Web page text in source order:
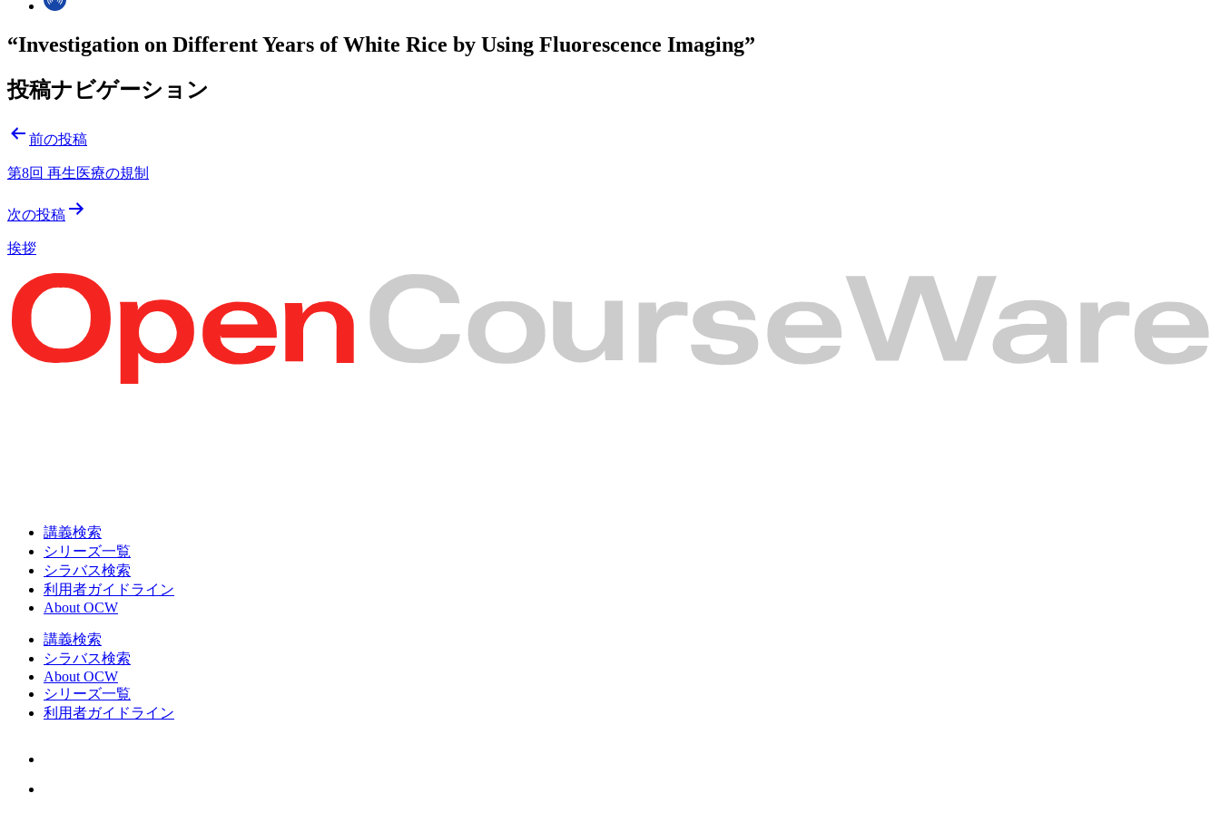
“Investigation on Different Years of White Rice by Using Fluorescence Imaging”
投稿ナビゲーション
前の投稿
第8回 再生医療の規制
次の投稿
挨拶
講義検索
シリーズ一覧
シラバス検索
利用者ガイドライン
About OCW
講義検索
シラバス検索
About OCW
シリーズ一覧
利用者ガイドライン